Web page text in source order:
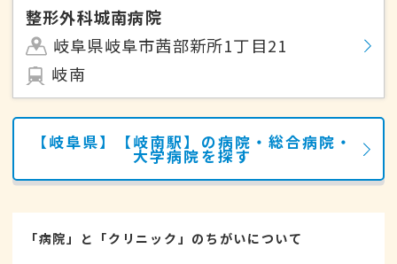
整形外科城南病院
岐阜県岐阜市茜部新所1丁目21
岐南
【岐阜県】【岐南駅】の病院・総合病院・
大学病院を探す
「病院」と「クリニック」のちがいについて